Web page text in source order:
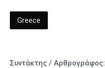
Greece
Συντάκτης / Αρθρογράφος: